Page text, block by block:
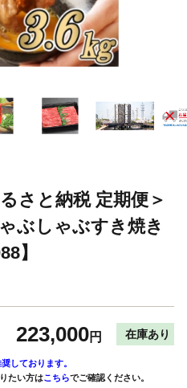
さと納税 定期便＞
ぶしゃぶすき焼き
】
223,000円 在庫あり
しております。
たい方はこちらでご確認ください。